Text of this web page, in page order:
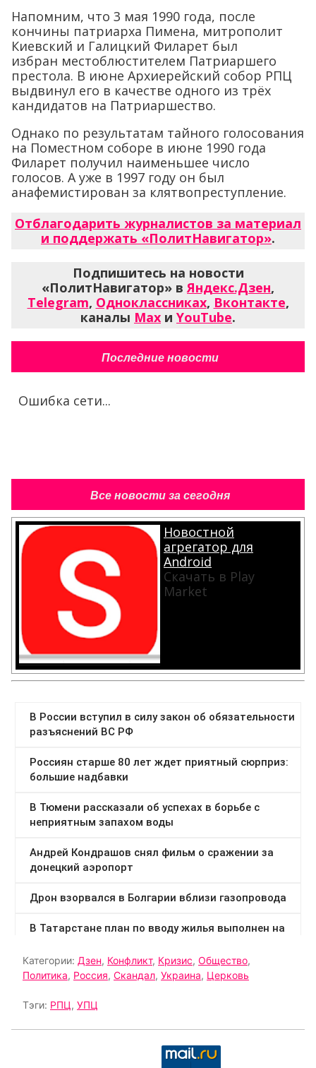
Напомним, что 3 мая 1990 года, после
кончины патриарха Пимена, митрополит
Киевский и Галицкий Филарет был
избран местоблюстителем Патриаршего
престола. В июне Архиерейский собор РПЦ
выдвинул его в качестве одного из трёх
кандидатов на Патриаршество.
Однако по результатам тайного голосования
на Поместном соборе в июне 1990 года
Филарет получил наименьшее число
голосов. А уже в 1997 году он был
анафемистирован за клятвопреступление.
Отблагодарить журналистов за материал
и поддержать «ПолитНавигатор».
Подпишитесь на новости
«ПолитНавигатор» вЯндекс.Дзен,
Telegram, Одноклассниках, Вконтакте,
каналы Max и YouTube.
Последние новости
Ошибка сети...
Все новости за сегодня
Новостной
агрегатор для
Android
Скачать в Play
Market
Категории: Дзен, Конфликт, Кризис, Общество,
Политика, Россия, Скандал, Украина, Церковь
Тэги: РПЦ, УПЦ